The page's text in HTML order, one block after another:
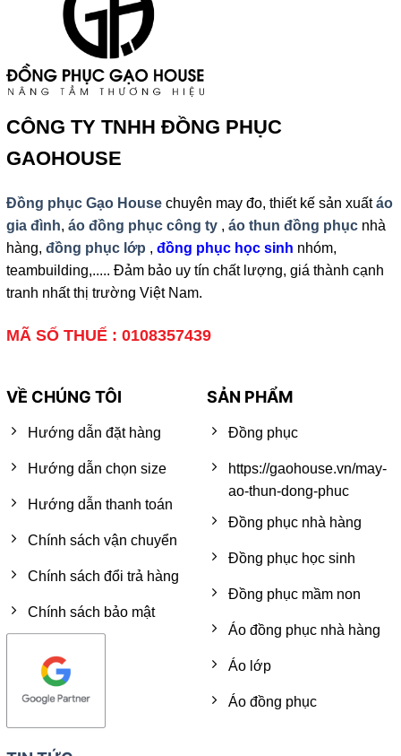
CÔNG TY TNHH ĐỒNG PHỤC
GAOHOUSE
Đồng phục Gạo Housechuyên may đo, thiết kế sản xuấtáo
gia đình, áo đồng phục công ty, áo thun đồng phụcnhà
hàng, đồng phục lớp , đồng phục học sinh nhóm,
teambuilding,..... Đảm bảo uy tín chất lượng, giá thành cạnh
tranh nhất thị trường Việt Nam.
MÃ SỐ THUẾ : 0108357439
VỀ CHÚNG TÔI
Hướng dẫn đặt hàng
Hướng dẫn chọn size
Hướng dẫn thanh toán
Chính sách vận chuyển
Chính sách đổi trả hàng
Chính sách bảo mật
SẢN PHẨM
Đồng phục
https://gaohouse.vn/may-
ao-thun-dong-phuc
Đồng phục nhà hàng
Đồng phục học sinh
Đồng phục mầm non
Áo đồng phục nhà hàng
Áo lớp
Áo đồng phục